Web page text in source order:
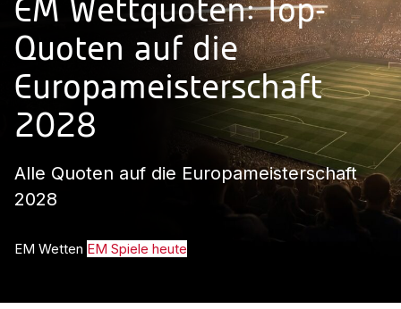
EM Wettquoten: Top-
Quoten auf die
Europameisterschaft
2028
Alle Quoten auf die Europameisterschaft
2028
EM Wetten EM Spiele heute